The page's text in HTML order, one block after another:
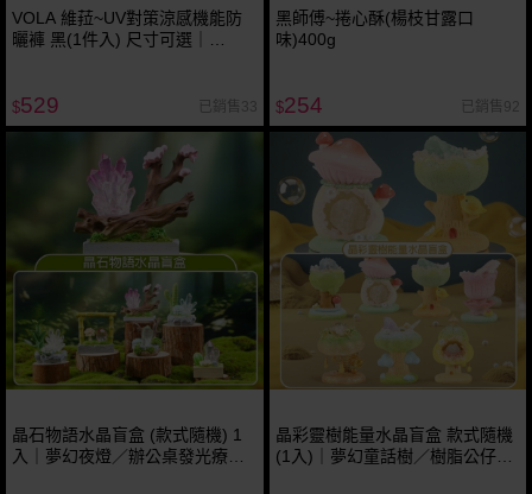
VOLA 維菈~UV對策涼感機能防
曬褲 黑(1件入) 尺寸可選｜
$529 已銷售33
黑師傅~捲心酥(楊枝甘露口
味)400g
$254 已銷售92
晶石物語水晶盲盒 (款式隨機) 1
入｜夢幻夜燈／辦公桌發光療癒
晶彩靈樹能量水晶盲盒 款式隨機
(1入)｜夢幻童話樹／樹脂公仔盒